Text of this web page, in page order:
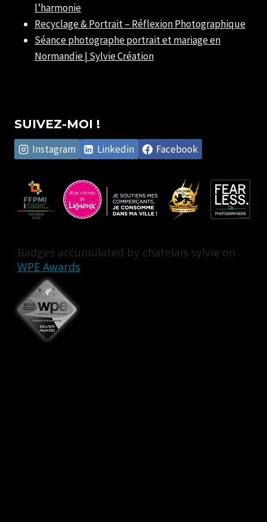
l’harmonie
Recyclage & Portrait – Réflexion Photographique
Séance photographe portrait et mariage en
Normandie | Sylvie Création
SUIVEZ-MOI !
Instagram Linkedin Facebook